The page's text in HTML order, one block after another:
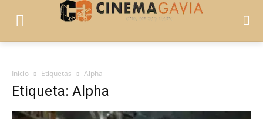
Inicio Etiquetas Alpha
Etiqueta: Alpha